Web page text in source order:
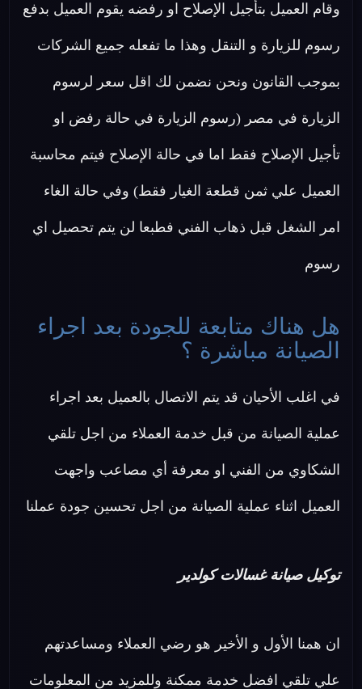
وقام العميل بتأجيل الإصلاح او رفضه يقوم العميل بدفع
رسوم للزيارة و التنقل وهذا ما تفعله جميع الشركات
بموجب القانون ونحن نضمن لك اقل سعر لرسوم
الزيارة في مصر (رسوم الزيارة في حالة رفض او
تأجيل الإصلاح فقط اما في حالة الإصلاح فيتم محاسبة
العميل علي ثمن قطعة الغيار فقط) وفي حالة الغاء
امر الشغل قبل ذهاب الفني فطبعا لن يتم تحصيل اي
رسوم
هل هناك متابعة للجودة بعد اجراء
الصيانة مباشرة ؟
في اغلب الأحيان قد يتم الاتصال بالعميل بعد اجراء
عملية الصيانة من قبل خدمة العملاء من اجل تلقي
الشكاوي من الفني او معرفة أي مصاعب واجهت
العميل اثناء عملية الصيانة من اجل تحسين جودة عملنا
توكيل صيانة غسالات كولدير
ان همنا الأول و الأخير هو رضي العملاء ومساعدتهم
علي تلقي افضل خدمة ممكنة وللمزيد من المعلومات